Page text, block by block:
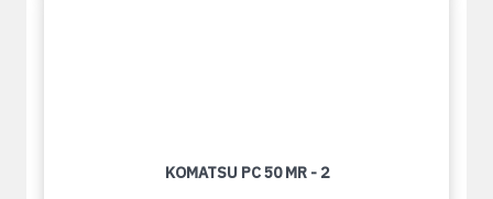
KOMATSU PC 50 MR - 2